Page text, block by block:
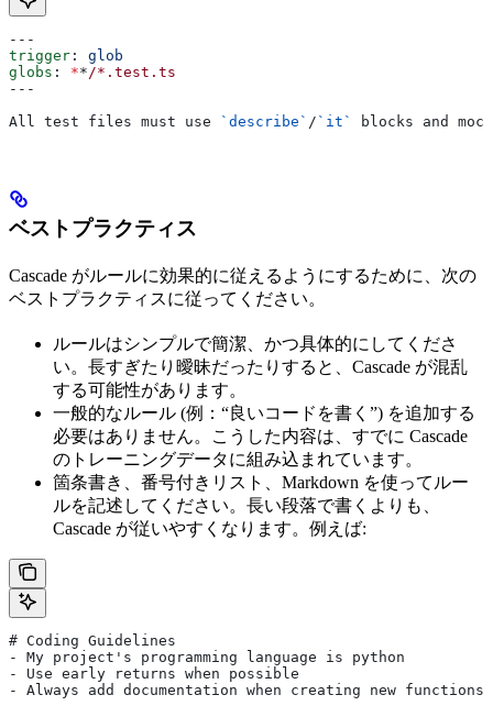
---
trigger : glob
globs : **/*.test.ts
---
All test files must use
`describe` / `it` blocks and
ベストプラクティス
Cascade がルールに効果的に従えるようにするために、次の
ベストプラクティスに従ってください。
ルールはシンプルで簡潔、かつ具体的にしてくださ
い。長すぎたり曖昧だったりすると、Cascade が混乱
する可能性があります。
一般的なルール (例：“良いコードを書く”) を追加する
必要はありません。こうした内容は、すでに Cascade
のトレーニングデータに組み込まれています。
箇条書き、番号付きリスト、Markdown を使ってルー
ルを記述してください。長い段落で書くよりも、
Cascade が従いやすくなります。例えば:
# Coding Guidelines
- My project's programming language is python
- Use early returns when possible
- Always add documentation when creating new functions